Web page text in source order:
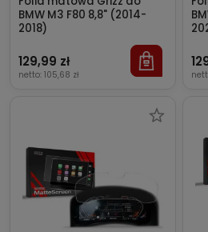
BMW M3 F80 8,8" (2014-
2018)
129,99 zł
netto: 105,68 zł